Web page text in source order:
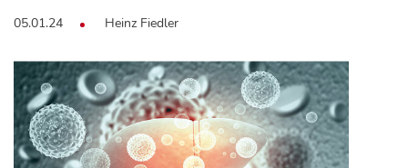
05.01.24 Heinz Fiedler